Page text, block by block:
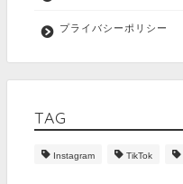
プライバシーポリシー
TAG
Instagram TikTok